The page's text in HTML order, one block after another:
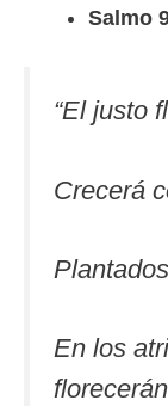
Salmo
“El justo
Crecerá
En los